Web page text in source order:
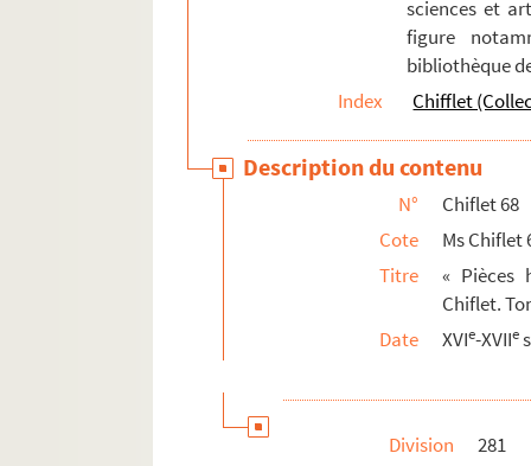
sciences et
figure
bibliothèque
Index
Chifflet
Description du contenu
N°
Chiflet 68
Cote
Ms Chiflet
Titre
« Pièces
Chiflet.
Date
XVIe-XVIIe
Division
281